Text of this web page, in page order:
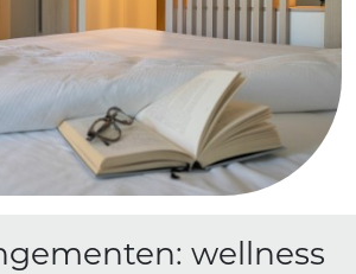
wellness